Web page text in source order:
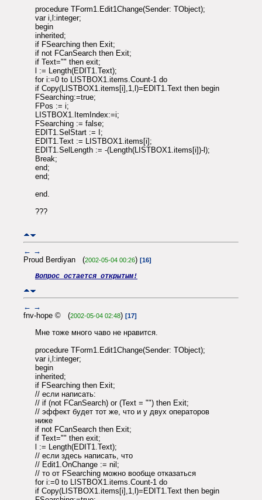
procedure TForm1.Edit1Change(Sender: TObject);
var i,l:integer;
begin
inherited;
if FSearching then Exit;
if not FCanSearch then Exit;
if Text="" then exit;
l := Length(EDIT1.Text);
for i:=0 to LISTBOX1.items.Count-1 do
if Copy(LISTBOX1.items[i],1,l)=EDIT1.Text then begin
FSearching:=true;
FPos := i;
LISTBOX1.ItemIndex:=i;
FSearching := false;
EDIT1.SelStart := I;
EDIT1.Text := LISTBOX1.items[i];
EDIT1.SelLength := -(Length(LISTBOX1.items[i])-l);
Break;
end;
end;
end.
???
← →
Proud Berdiyan (2002-05-04 00:26) [16]
Вопрос остается открытым!
← →
fnv-hope © (2002-05-04 02:48) [17]
Мне тоже много чаво не нравится.
procedure TForm1.Edit1Change(Sender: TObject);
var i,l:integer;
begin
inherited;
if FSearching then Exit;
// если написать:
// if (not FCanSearch) or (Text = "") then Exit;
// эффект будет тот же, что и у двух операторов
ниже
if not FCanSearch then Exit;
if Text="" then exit;
l := Length(EDIT1.Text);
// если здесь написать, что
// Edit1.OnChange := nil;
// то от FSearching можно вообще отказаться
for i:=0 to LISTBOX1.items.Count-1 do
if Copy(LISTBOX1.items[i],1,l)=EDIT1.Text then begin